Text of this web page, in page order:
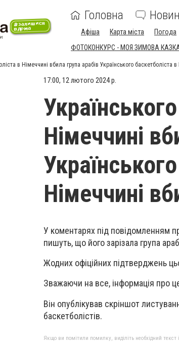
Головна
Афіша Карта міста Погода
ФОТОКОНКУРС - МОЯ ЗИМОВА
в Німеччині вбила група арабів Українського баскетболіста
17:00, 12 лютого 2024 р.
Німеччині
Німеччині
У коментарях під повідомленням
пишуть, що його зарізала група
Жодних офіційних підтверджень
Зважаючи на все, інформація про
Він опублікував скріншот
баскетболістів.
Якщо ви помітили помилку, виділіть необхідний